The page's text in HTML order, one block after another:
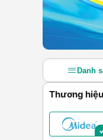
Danh
Thương hiệu